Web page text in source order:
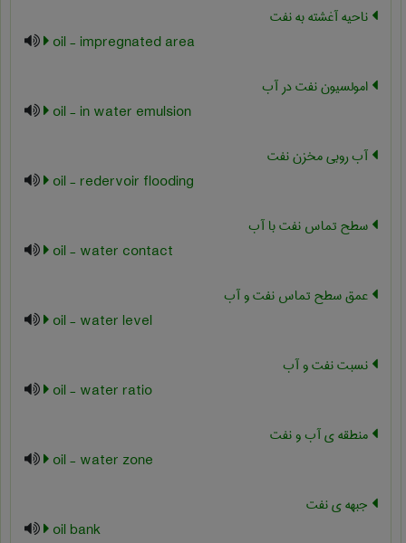
ناحیه آغشته به نفت
oil - impregnated area
امولسیون نفت در آب
oil - in water emulsion
آب روبی مخزن نفت
oil - redervoir flooding
سطح تماس نفت با آب
oil - water contact
عمق سطح تماس نفت و آب
oil - water level
نسبت نفت و آب
oil - water ratio
منطقه ی آب و نفت
oil - water zone
جبهه ی نفت
oil bank